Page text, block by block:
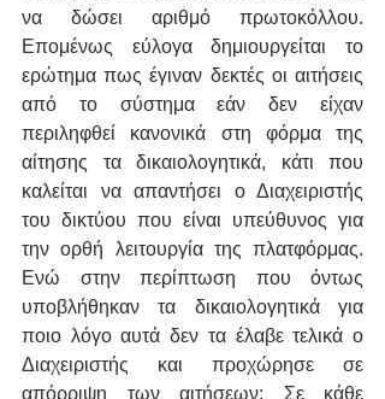
να δώσει αριθμό πρωτοκόλλου.
Επομένως εύλογα δημιουργείται το
ερώτημα πως έγιναν δεκτές οι αιτήσεις
από το σύστημα εάν δεν είχαν
περιληφθεί κανονικά στη φόρμα της
αίτησης τα δικαιολογητικά, κάτι που
καλείται να απαντήσει ο Διαχειριστής
του δικτύου που είναι υπεύθυνος για
την ορθή λειτουργία της πλατφόρμας.
Ενώ στην περίπτωση που όντως
υποβλήθηκαν τα δικαιολογητικά για
ποιο λόγο αυτά δεν τα έλαβε τελικά ο
Διαχειριστής και προχώρησε σε
απόρριψη των αιτήσεων; Σε κάθε